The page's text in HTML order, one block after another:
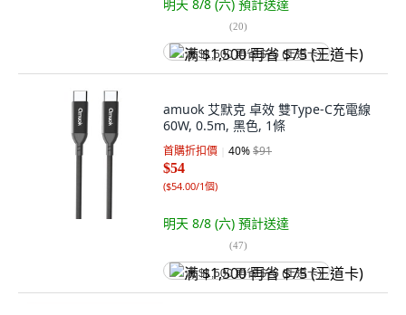
明天 8/8 (六) 預計送達
(20)
满 $1,500 再省 $75 (王道卡)
amuok 艾默克 卓效 雙Type-C充電線
60W, 0.5m, 黑色, 1條
首購折扣價 40%$91
$54
($54.00/1個)
明天 8/8 (六) 預計送達
(47)
满 $1,500 再省 $75 (王道卡)